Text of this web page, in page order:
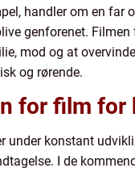
handler om en far
genforenet. Filmen
mod og at
og rørende.
for film for
under konstant
I de